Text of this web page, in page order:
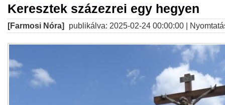
Keresztek százezrei egy hegyen
[Farmosi Nóra] publikálva: 2025-02-24 00:00:00 |